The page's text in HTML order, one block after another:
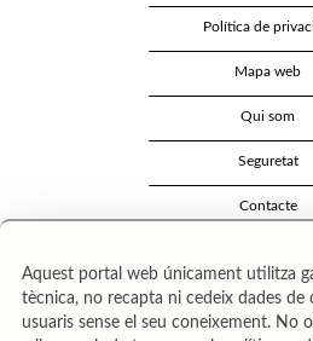
Política de
Mapa web
Qui som
Seguretat
Contacte
Aquest portal web únicament utilitza
tècnica, no recapta ni cedeix dades de
usuaris sense el seu coneixement. No